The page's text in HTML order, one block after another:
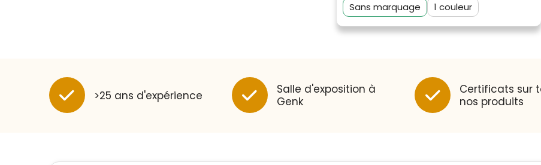
Sans marquage
1
>25 ans d'expérience
Salle d'exposition à
Genk
Certificats sur
nos produits
van klanten voldoet.
Trustindex werkt samen met 137
beoordelingen op één plaats.